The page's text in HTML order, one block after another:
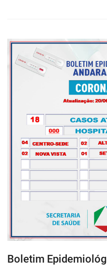
Boletim